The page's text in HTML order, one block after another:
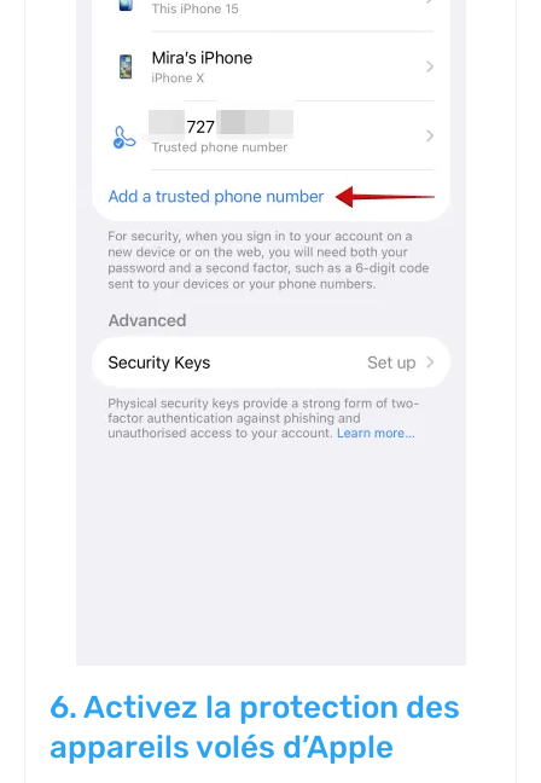
6. Activez la protection des
appareils volés d’Apple